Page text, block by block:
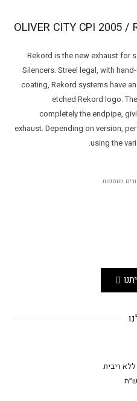
Rekord is the new exhaust for
Silencers. Streel legal, with
coating, Rekord systems have
etched Rekord logo.
completely the endpipe,
exhaust. Depending on version,
using the
ותוספות